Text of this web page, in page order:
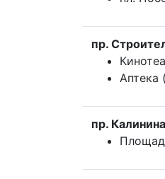
пр.
Аптека
пр. Калинина